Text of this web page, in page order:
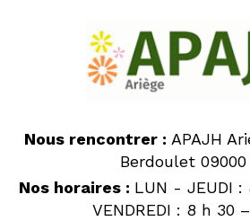
Nous rencontrer : APAJH
Berdoulet 09000
Nos horaires : LUN - JEUDI :
VENDREDI : 8 h 30